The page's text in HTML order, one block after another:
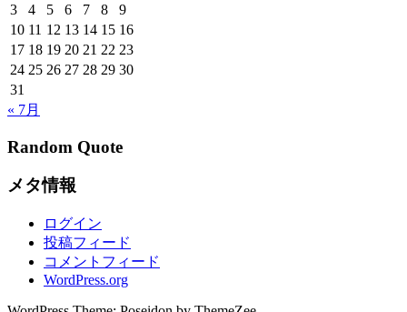
3
4 5 6 7 8
9
10 11 12 13 14 15 16
17 18 19 20 21 22 23
24 25 26 27 28 29 30
31
« 7月
Random Quote
メタ情報
ログイン
投稿フィード
コメントフィード
WordPress.org